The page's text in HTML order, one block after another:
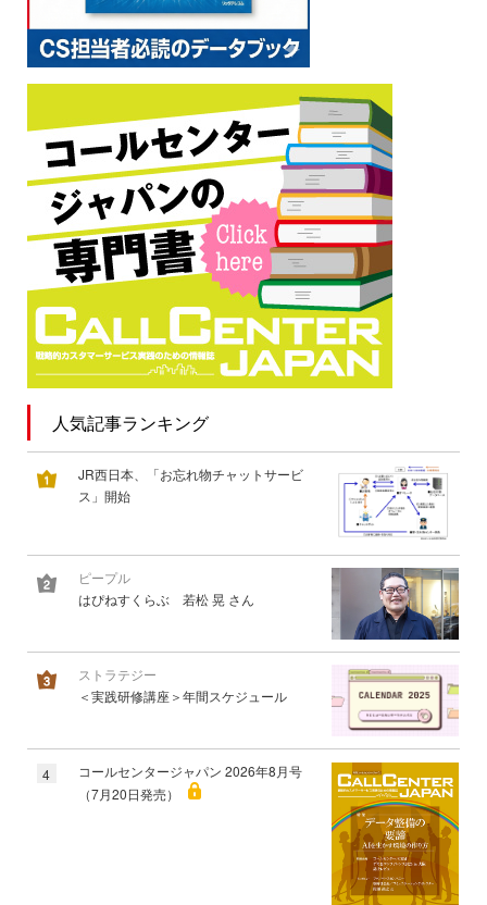
人気記事ランキング
JR西日本、「お忘れ物チャットサービ
ス」開始
ピープル
はぴねすくらぶ 若松 晃 さん
ストラテジー
＜実践研修講座＞年間スケジュール
4
コールセンタージャパン 2026年8月号
（7月20日発売）